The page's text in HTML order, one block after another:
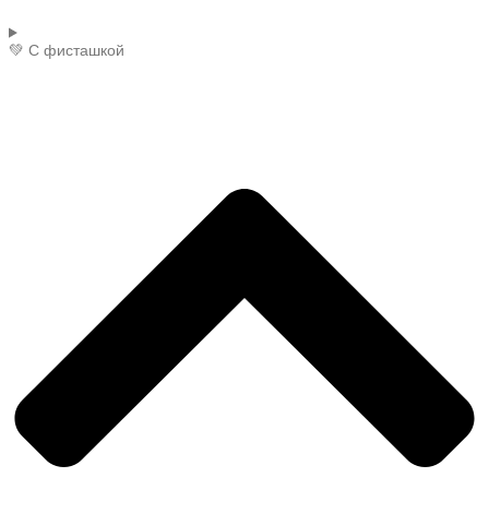
💚 С фисташкой